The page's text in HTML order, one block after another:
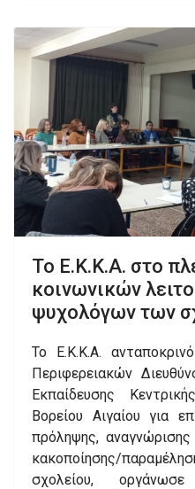
Το Ε.Κ.Κ.Α. στο
κοινωνικών
ψυχολόγων των
Το Ε.Κ.Κ.Α.
Περιφερειακών
Εκπαίδευσης
Βορείου Αιγαίου για
πρόληψης, αναγνώρισης
κακοποίησης/
σχολείου,